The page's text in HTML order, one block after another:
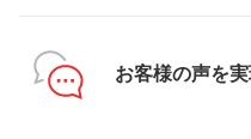
お客様の声を